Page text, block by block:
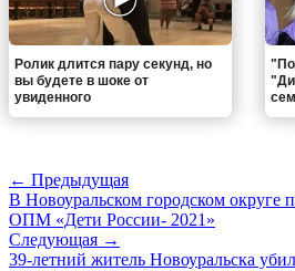
Ролик длится пару секунд, но
вы будете в шоке от
увиденного
← Предыдущая
В Новоуральском городском округе
ОПМ «Дети России- 2021»
Следующая →
39-летний житель Новоуральска